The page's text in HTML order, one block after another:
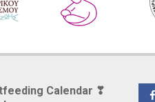
Calendar ❣